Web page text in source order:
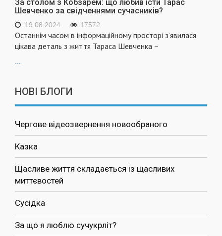
За столом з Кобзарем: що любив їсти Тарас
Шевченко за свідченнями сучасників?
19.08.2024 17572
Останнім часом в інформаційному просторі з’явилася
цікава деталь з життя Тараса Шевченка –
НОВІ БЛОГИ
Чергове відеозвернення новообраного
Казка
Щасливе життя складається із щасливих
миттєвостей
Сусідка
За що я люблю сучукрліт?